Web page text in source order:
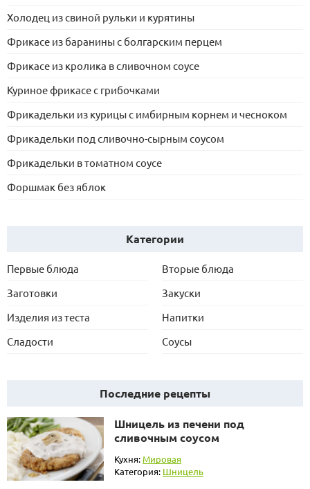
Холодец из свиной рульки и курятины
Фрикасе из баранины с болгарским перцем
Фрикасе из кролика в сливочном соусе
Куриное фрикасе с грибочками
Фрикадельки из курицы с имбирным корнем и чесноком
Фрикадельки под сливочно-сырным соусом
Фрикадельки в томатном соусе
Форшмак без яблок
Категории
Первые блюда
Вторые блюда
Заготовки
Закуски
Изделия из теста
Напитки
Сладости
Соусы
Последние рецепты
Шницель из печени под
сливочным соусом
Кухня: Мировая
Категория: Шницель